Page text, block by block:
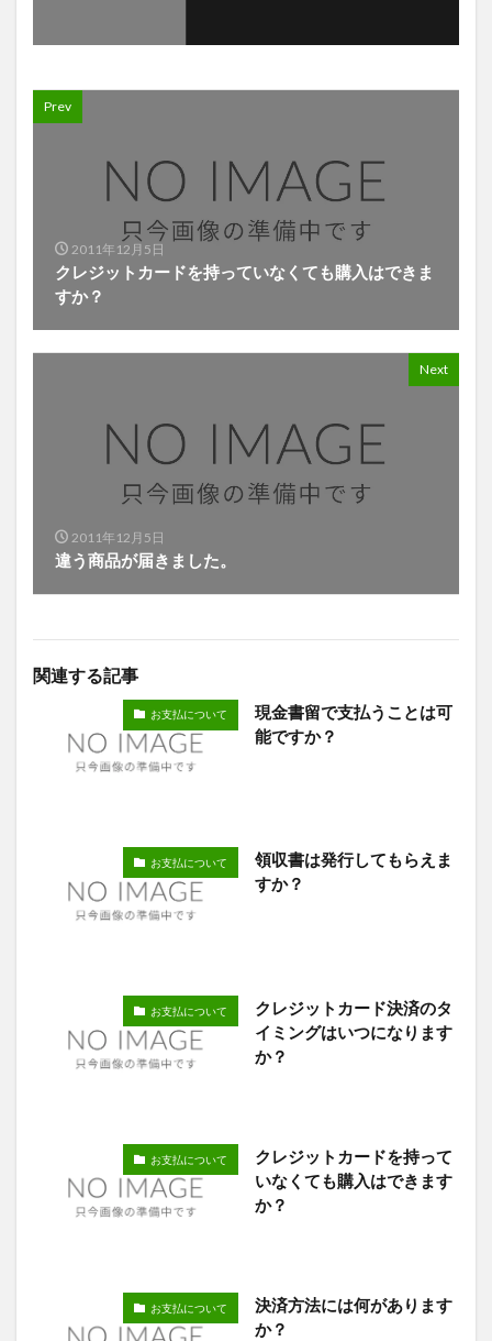
Prev
2011年12月5日
クレジットカードを持っていなくても購入はできま
すか？
Next
2011年12月5日
違う商品が届きました。
関連する記事
お支払について
現金書留で支払うことは可
能ですか？
お支払について
領収書は発行してもらえま
すか？
お支払について
クレジットカード決済のタ
イミングはいつになります
か？
お支払について
クレジットカードを持って
いなくても購入はできます
か？
お支払について
決済方法には何があります
か？